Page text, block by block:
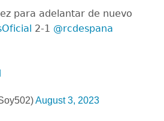
para adelantar de nuevo
2-1 @rcdespana
August 3, 2023